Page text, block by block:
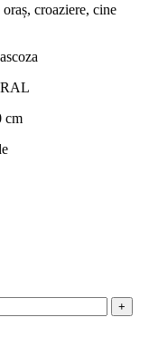
croaziere, cine
cm